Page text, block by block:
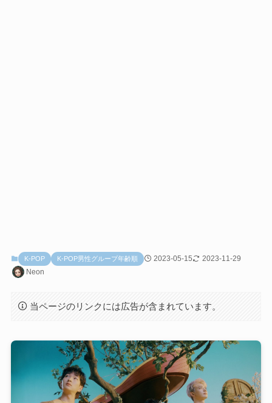
K-POP K-POP男性グループ年齢順 2023-05-15
2023-11-29
Neon
当ページのリンクには広告が含まれています。